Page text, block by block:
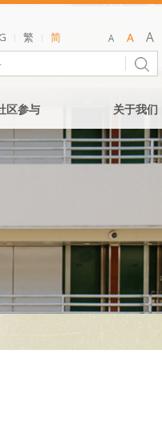
繁 简
区参与 关于我们